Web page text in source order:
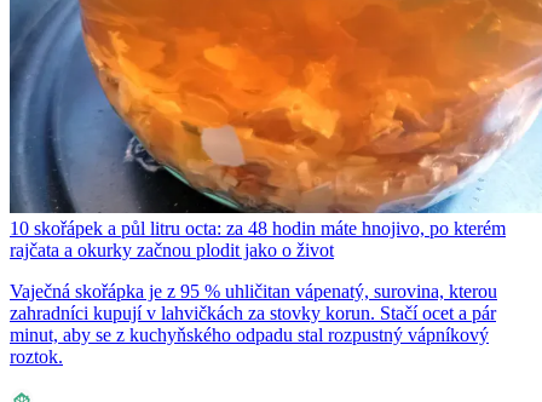
10 skořápek a půl litru octa: za 48 hodin máte hnojivo, po kterém
rajčata a okurky začnou plodit jako o život
Vaječná skořápka je z 95 % uhličitan vápenatý, surovina, kterou
zahradníci kupují v lahvičkách za stovky korun. Stačí ocet a pár
minut, aby se z kuchyňského odpadu stal rozpustný vápníkový
roztok.